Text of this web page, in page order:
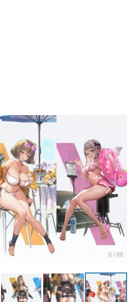
『ペンと箸』等で知られるマンガ家・田中圭
ーム業界レポートマンガです。
ムは面白い？
・hamatsu氏がゲームの魅力を画面や操作の
解き明かしていく、硬派で骨太な評論連載
えた日本語
裏技」「ラスボス」… ゲームにまつわる言葉
変遷を、コンピューター文化史研究家・タ
底調査。
5 / 28